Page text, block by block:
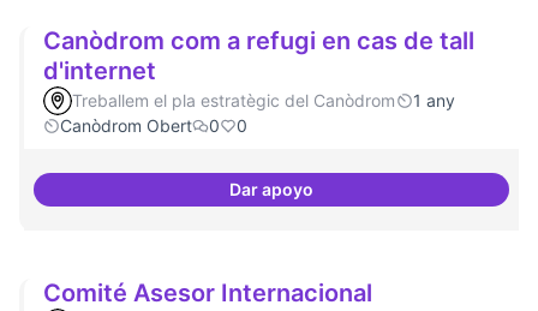
Canòdrom com a refugi en cas de tall
d'internet
Treballem el pla estratègic del Canòdrom
1 any
Canòdrom Obert
0 0
Dar apoyoCanòdrom com a refugi en cas
Comité Asesor Internacional